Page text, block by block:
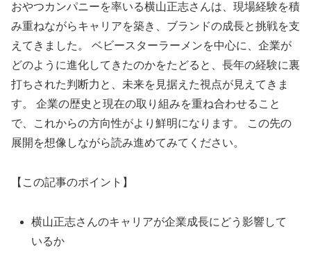
おやつカンパニーを率いる横山正志さんは、現場経験を積
み重ねながらキャリアを築き、ブランドの成長と挑戦を支
えてきました。 ベビースターラーメンを中心に、企業が
どのように進化してきたのかをたどると、長年の経験に裏
打ちされた判断力と、未来を見据えた視点が見えてきま
す。 企業の歴史と現在の取り組みを重ね合わせること
で、これからの方向性がより鮮明になります。 この先の
展開を想像しながら読み進めてみてください。
【この記事のポイント】
横山正志さんのキャリアが企業成長にどう影響して
いるか